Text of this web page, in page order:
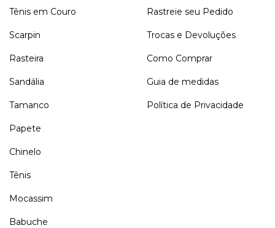
Tênis em Couro
Scarpin
Rasteira
Sandália
Tamanco
Papete
Chinelo
Tênis
Mocassim
Babuche
Rastreie seu Pedido
Trocas e Devoluções
Como Comprar
Guia de medidas
Política de Privacidade